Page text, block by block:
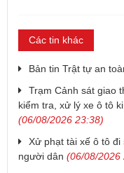
Các tin khác
Bản tin Trật tự an
Trạm Cảnh sát giao
kiểm tra, xử lý xe ô tô
(06/08/2026 23:38)
Xử phạt tài xế ô tô
người dân (06/08/2026